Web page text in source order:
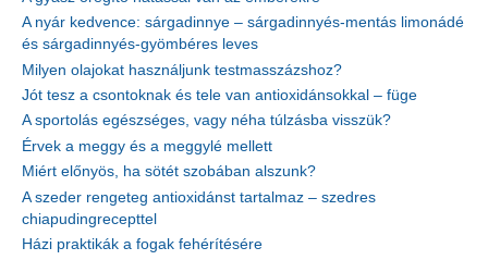
A nyár kedvence: sárgadinnye – sárgadinnyés-mentás limonádé
és sárgadinnyés-gyömbéres leves
Milyen olajokat használjunk testmasszázshoz?
Jót tesz a csontoknak és tele van antioxidánsokkal – füge
A sportolás egészséges, vagy néha túlzásba visszük?
Érvek a meggy és a meggylé mellett
Miért előnyös, ha sötét szobában alszunk?
A szeder rengeteg antioxidánst tartalmaz – szedres
chiapudingrecepttel
Házi praktikák a fogak fehérítésére